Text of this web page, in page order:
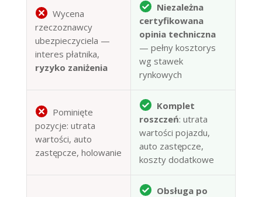
Wycena
rzeczoznawcy
ubezpieczyciela —
interes płatnika,
ryzyko zaniżenia
Niezależna
certyfikowana
opinia techniczna
— pełny kosztorys
wg stawek
rynkowych
Pominięte
pozycje: utrata
wartości, auto
zastępcze, holowanie
Komplet
roszczeń: utrata
wartości pojazdu,
auto zastępcze,
koszty dodatkowe
Obsługa po